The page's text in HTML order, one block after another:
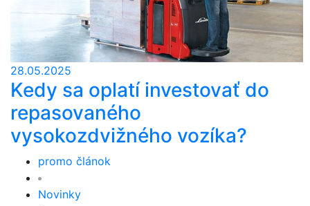
28.05.2025
Kedy sa oplatí investovať do
repasovaného
vysokozdvižného vozíka?
promo článok
Novinky